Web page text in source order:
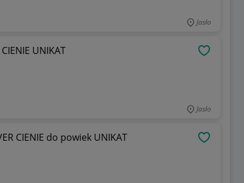
Jasło
UNIKAT
Jasło
CIENIE do powiek UNIKAT